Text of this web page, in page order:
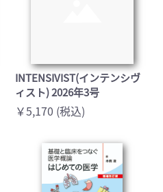
INTENSIVIST(インテンシヴ
ィスト) 2026年3号
￥5,170 (税込)